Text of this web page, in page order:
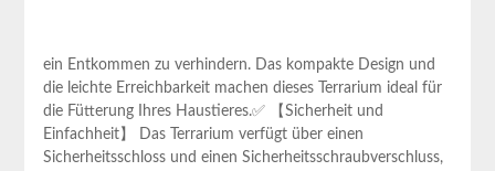
ein Entkommen zu⁤ verhindern. Das kompakte Design und
die ⁢leichte Erreichbarkeit machen dieses Terrarium ⁣ideal für
die ‍Fütterung Ihres Haustieres.✅ 【Sicherheit und
Einfachheit】 Das Terrarium verfügt ‌über einen
‌Sicherheitsschloss und einen Sicherheitsschraubverschluss,